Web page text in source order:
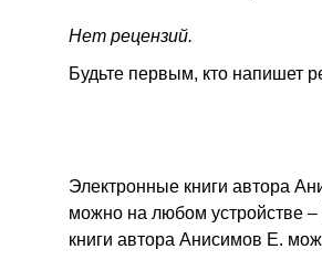
Нет рецензий.
Будьте первым, кто напишет
Электронные книги автора
можно на любом устройстве –
книги автора Анисимов Е.